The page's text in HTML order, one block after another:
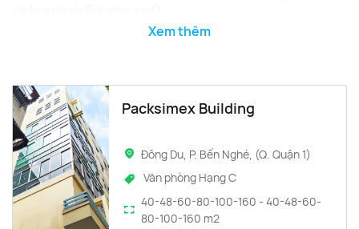
Tổng quan tòa nhà ở Đông Du
thuộc địa giới hành chính quận 1, Hồ Chí Minh. Đây là
tuyến đường lớn với lợi thế giao thông thuận tiện và hạ
tầng đồng bộ. Tuyến phố sầm uất này chính là địa chỉ lý
tưởng để đặt văn phòng doanh nghiệp.
Khu vực đường Đông Du có vị trí địa lý vô cùng đắc địa, dễ
dàng di chuyển vào trung tâm thành phố. Khu vực này
cũng tập trung nhiều văn phòng giao dịch của các ngân
Xem thêm
Packsimex Building
Đông Du, P. Bến Nghé, (Q. Quận 1)
Văn phòng Hạng C
40-48-60-80-100-160 - 40-48-60-
80-100-160 m2